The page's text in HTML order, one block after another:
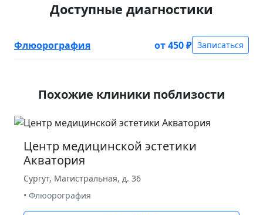
Доступные диагностики
Флюорография от 450 ₽ Записаться
Похожие клиники поблизости
Центр медицинской эстетики
Акватория
Сургут, Магистральная, д. 36
• Флюорография